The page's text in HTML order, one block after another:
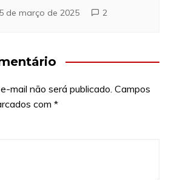
de março de 2025 2
mail não será publicado. Campos
com *